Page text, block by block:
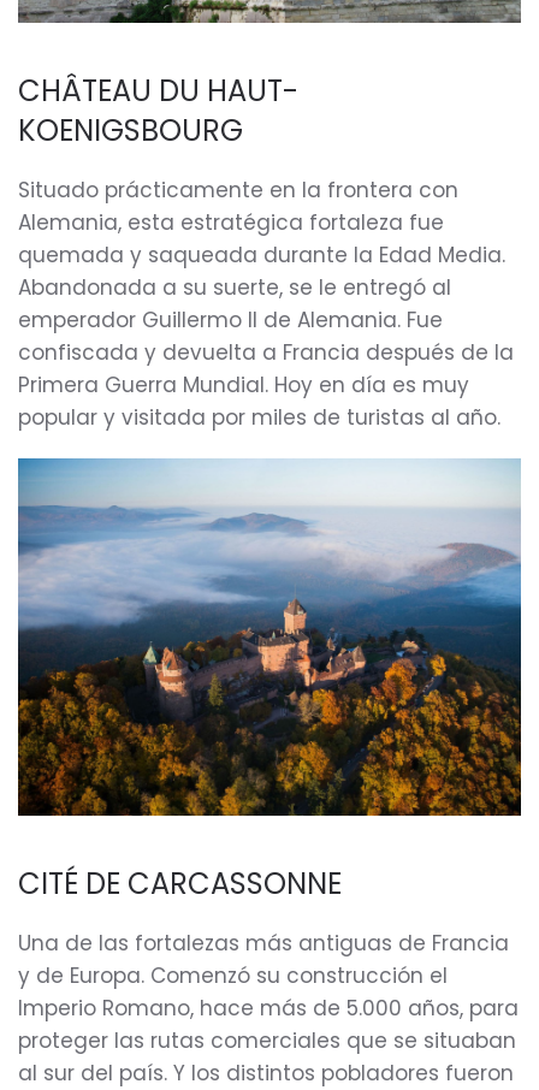
CHÂTEAU DU HAUT-
KOENIGSBOURG
Situado prácticamente en la frontera con
Alemania, esta estratégica fortaleza fue
quemada y saqueada durante la Edad Media.
Abandonada a su suerte, se le entregó al
emperador Guillermo II de Alemania. Fue
confiscada y devuelta a Francia después de la
Primera Guerra Mundial. Hoy en día es muy
popular y visitada por miles de turistas al año.
CITÉ DE CARCASSONNE
Una de las fortalezas más antiguas de Francia
y de Europa. Comenzó su construcción el
Imperio Romano, hace más de 5.000 años, para
proteger las rutas comerciales que se situaban
al sur del país. Y los distintos pobladores fueron